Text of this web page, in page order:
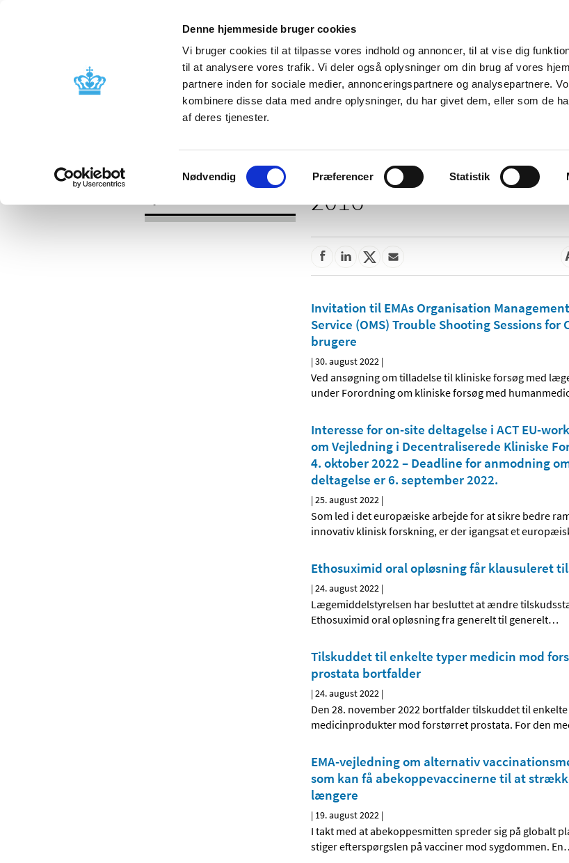
Denne hjemmeside bruger cookies
Vi bruger cookies til at tilpasse vores indhold og annoncer, til at vise dig
til at analysere vores trafik. Vi deler også oplysninger om din brug af vores
partnere inden for sociale medier, annonceringspartnere og analysepartnere.
kombinere disse data med andre oplysninger, du har givet dem, eller som de
af deres tjenester.
Samtykkevalg
Nødvendig Præferencer Statistik
Nyheder Om os
Godkendelse og
Bivirkninger og
produktinformation
Tilskud og
Apoteker og salg
2016
Invitation til EMAs Organisation Management
Service (OMS) Trouble Shooting Sessions for
brugere
|30. august 2022 |
Ved ansøgning om tilladelse til kliniske forsøg med
under Forordning om kliniske forsøg med
Interesse for on-site deltagelse i ACT EU-
om Vejledning i Decentraliserede Kliniske
4. oktober 2022 – Deadline for anmodning
deltagelse er 6. september 2022.
|25. august 2022 |
Som led i det europæiske arbejde for at sikre bedre
innovativ klinisk forskning, er der igangsat et
Ethosuximid oral opløsning får klausuleret
|24. august 2022 |
Lægemiddelstyrelsen har besluttet at ændre
Ethosuximid oral opløsning fra generelt til generelt…
Tilskuddet til enkelte typer medicin mod
prostata bortfalder
|24. august 2022 |
Den 28. november 2022 bortfalder tilskuddet til enkelte
medicinprodukter mod forstørret prostata. For den
EMA-vejledning om alternativ
som kan få abekoppevaccinerne til at
længere
| 19. august 2022 |
I takt med at abekoppesmitten spreder sig på globalt
stiger efterspørgslen på vacciner mod sygdommen. En